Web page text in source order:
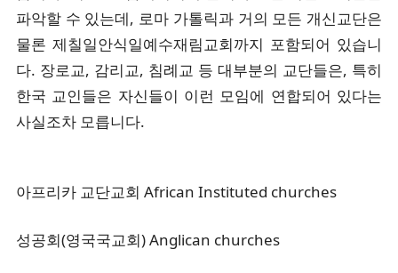
파악할 수 있는데, 로마 가톨릭과 거의 모든 개신교단은
물론 제칠일안식일예수재림교회까지 포함되어 있습니
다. 장로교, 감리교, 침례교 등 대부분의 교단들은, 특히
한국 교인들은 자신들이 이런 모임에 연합되어 있다는
사실조차 모릅니다.
아프리카 교단교회 African Instituted churches
성공회(영국국교회) Anglican churches